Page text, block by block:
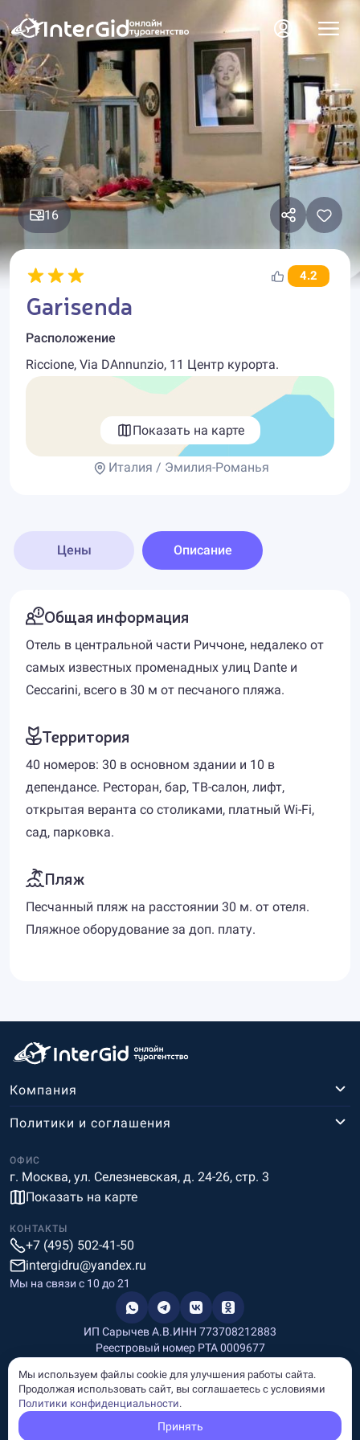
16
4.2
Garisenda
Расположение
Riccione, Via DAnnunzio, 11 Центр курорта.
Показать на карте
Италия / Эмилия-Романья
Цены Описание
Общая информация
Отель в центральной части Риччоне, недалеко от
самых известных променадных улиц Dante и
Ceccarini, всего в 30 м от песчаного пляжа.
Территория
40 номеров: 30 в основном здании и 10 в
депендансе. Ресторан, бар, ТВ-салон, лифт,
открытая веранта со столиками, платный Wi-Fi,
сад, парковка.
Пляж
Песчанный пляж на расстоянии 30 м. от отеля.
Пляжное оборудование за доп. плату.
Компания
ОФИС
г. Москва, ул. Селезневская, д. 24-26, стр. 3
Показать на карте
Политики и соглашения
КОНТАКТЫ
+7 (495) 502-41-50
intergidru@yandex.ru
Мы на связи c 10 до 21
ИП Сарычев А.В.ИНН 773708212883
Реестровый номер РТА 0009677
Информация, размещённая на сайте, носит информационный
характер и не является рекламой и публичной офертой.
Мы используем файлы cookie для улучшения работы сайта.
Продолжая использовать сайт, вы соглашаетесь с условиями
Политики конфиденциальности.
Принять